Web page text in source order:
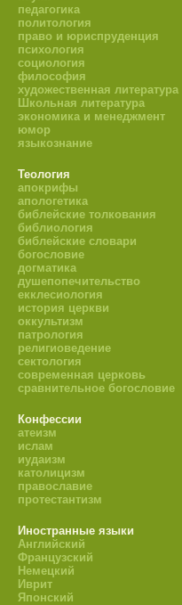
педагогика
политология
право и юриспруденция
психология
социология
философия
художественная литература
Школьная литература
экономика и менеджмент
юмор
языкознание
Теология
апокрифы
апологетика
библейские толкования
библиология
библейские словари
богословие
догматика
душепопечительство
екклесиология
история церкви
оккультизм
патрология
религиоведение
сектология
современная церковь
сравнительное богословие
Конфессии
атеизм
ислам
иудаизм
католицизм
православие
протестантизм
Иностранные языки
Английский
Французский
Немецкий
Иврит
Японский